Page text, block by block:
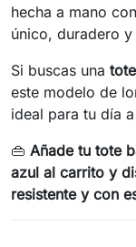
hecha a mano
único, duradero y
Si buscas una
este modelo de
ideal para tu día
👜 Añade tu tote
azul al carrito y
resistente y con